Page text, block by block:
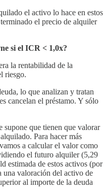
el activo lo hace en estos
el precio de alquiler
si el ICR < 1,0x?
la rentabilidad de la
riesgo.
lo que analizan y tratan
cancelan el préstamo. Y sólo
supone que tienen que valorar
Para hacer más
a calcular el valor como
el futuro alquiler (5,29
estimada de estos activos (por
valoración del activo de
al importe de la deuda